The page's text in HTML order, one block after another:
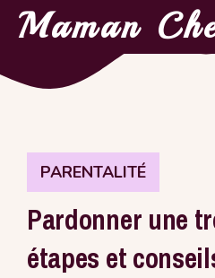
AllerMaman
PARENTALITÉ
Pardonner une
étapes et